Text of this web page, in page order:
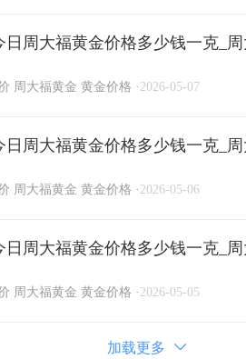
日周大福黄金价格多少钱一克_
周大福黄金 黄金价格 · 2026-05-07
日周大福黄金价格多少钱一克_
周大福黄金 黄金价格 · 2026-05-06
日周大福黄金价格多少钱一克_
周大福黄金 黄金价格 · 2026-05-05
加载更多